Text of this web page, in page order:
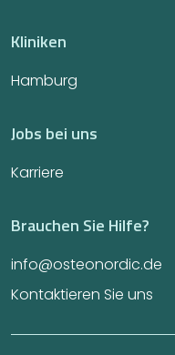
Kliniken
Hamburg
Jobs bei uns
Karriere
Brauchen Sie Hilfe?
info@osteonordic.de
Kontaktieren Sie uns